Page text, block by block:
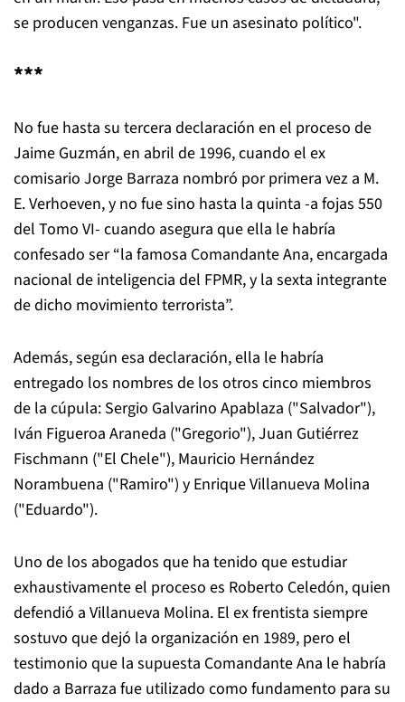
se producen venganzas. Fue un asesinato político".
***
No fue hasta su tercera declaración en el proceso de
Jaime Guzmán, en abril de 1996, cuando el ex
comisario Jorge Barraza nombró por primera vez a M.
E. Verhoeven, y no fue sino hasta la quinta -a fojas 550
del Tomo VI- cuando asegura que ella le habría
confesado ser “la famosa Comandante Ana, encargada
nacional de inteligencia del FPMR, y la sexta integrante
de dicho movimiento terrorista”.
Además, según esa declaración, ella le habría
entregado los nombres de los otros cinco miembros
de la cúpula: Sergio Galvarino Apablaza ("Salvador"),
Iván Figueroa Araneda ("Gregorio"), Juan Gutiérrez
Fischmann ("El Chele"), Mauricio Hernández
Norambuena ("Ramiro") y Enrique Villanueva Molina
("Eduardo").
Uno de los abogados que ha tenido que estudiar
exhaustivamente el proceso es Roberto Celedón, quien
defendió a Villanueva Molina. El ex frentista siempre
sostuvo que dejó la organización en 1989, pero el
testimonio que la supuesta Comandante Ana le habría
dado a Barraza fue utilizado como fundamento para su